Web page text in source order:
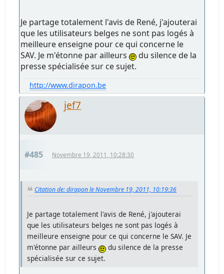
Je partage totalement l'avis de René, j'ajouterai
que les utilisateurs belges ne sont pas logés à
meilleure enseigne pour ce qui concerne le
SAV. Je m'étonne par ailleurs
du silence de la
presse spécialisée sur ce sujet.
http://www.dirapon.be
jef7
#485 Novembre 19, 2011, 10:28:30
Citation de: dirapon le Novembre 19, 2011, 10:19:36
Je partage totalement l'avis de René, j'ajouterai
que les utilisateurs belges ne sont pas logés à
meilleure enseigne pour ce qui concerne le SAV. Je
m'étonne par ailleurs
du silence de la presse
spécialisée sur ce sujet.